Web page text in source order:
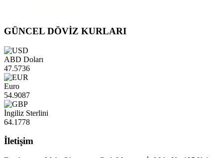
GÜNCEL DÖVİZ KURLARI
ABD Doları
47.5736
Euro
54.9087
İngiliz Sterlini
64.1778
İletişim